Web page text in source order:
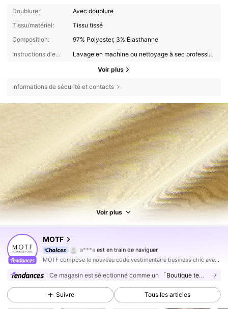
Doublure:
Avec doublure
Tissu/matériel:
Tissu tissé
Composition:
97% Polyester, 3% Élasthanne
Instructions d'entretien:
Lavage en machine ou nettoyage à sec professionnel
Voir plus
Informations de sécurité et contacts
Voir plus
MOTF
4,85
4.6M Suiveurs
4,85 4.6M Suiveurs
MOTF compose le nouveau code vestimentaire business chic avec des vêtements professionnels qui embrassent la féminité et la poésie naturelle du style personnel des femmes.
Ce magasin est sélectionné comme un 「Boutique tendance」
Suivre Tous les articles